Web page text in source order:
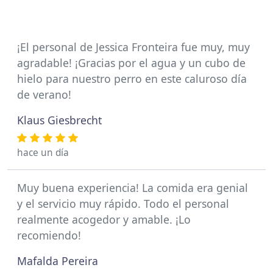
¡El personal de Jessica Fronteira fue muy, muy
agradable! ¡Gracias por el agua y un cubo de
hielo para nuestro perro en este caluroso día
de verano!
Klaus Giesbrecht
hace un día
Muy buena experiencia! La comida era genial
y el servicio muy rápido. Todo el personal
realmente acogedor y amable. ¡Lo
recomiendo!
Mafalda Pereira